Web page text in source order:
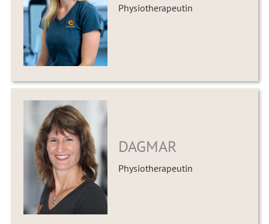
Physiotherapeutin
DAGMAR
Physiotherapeutin